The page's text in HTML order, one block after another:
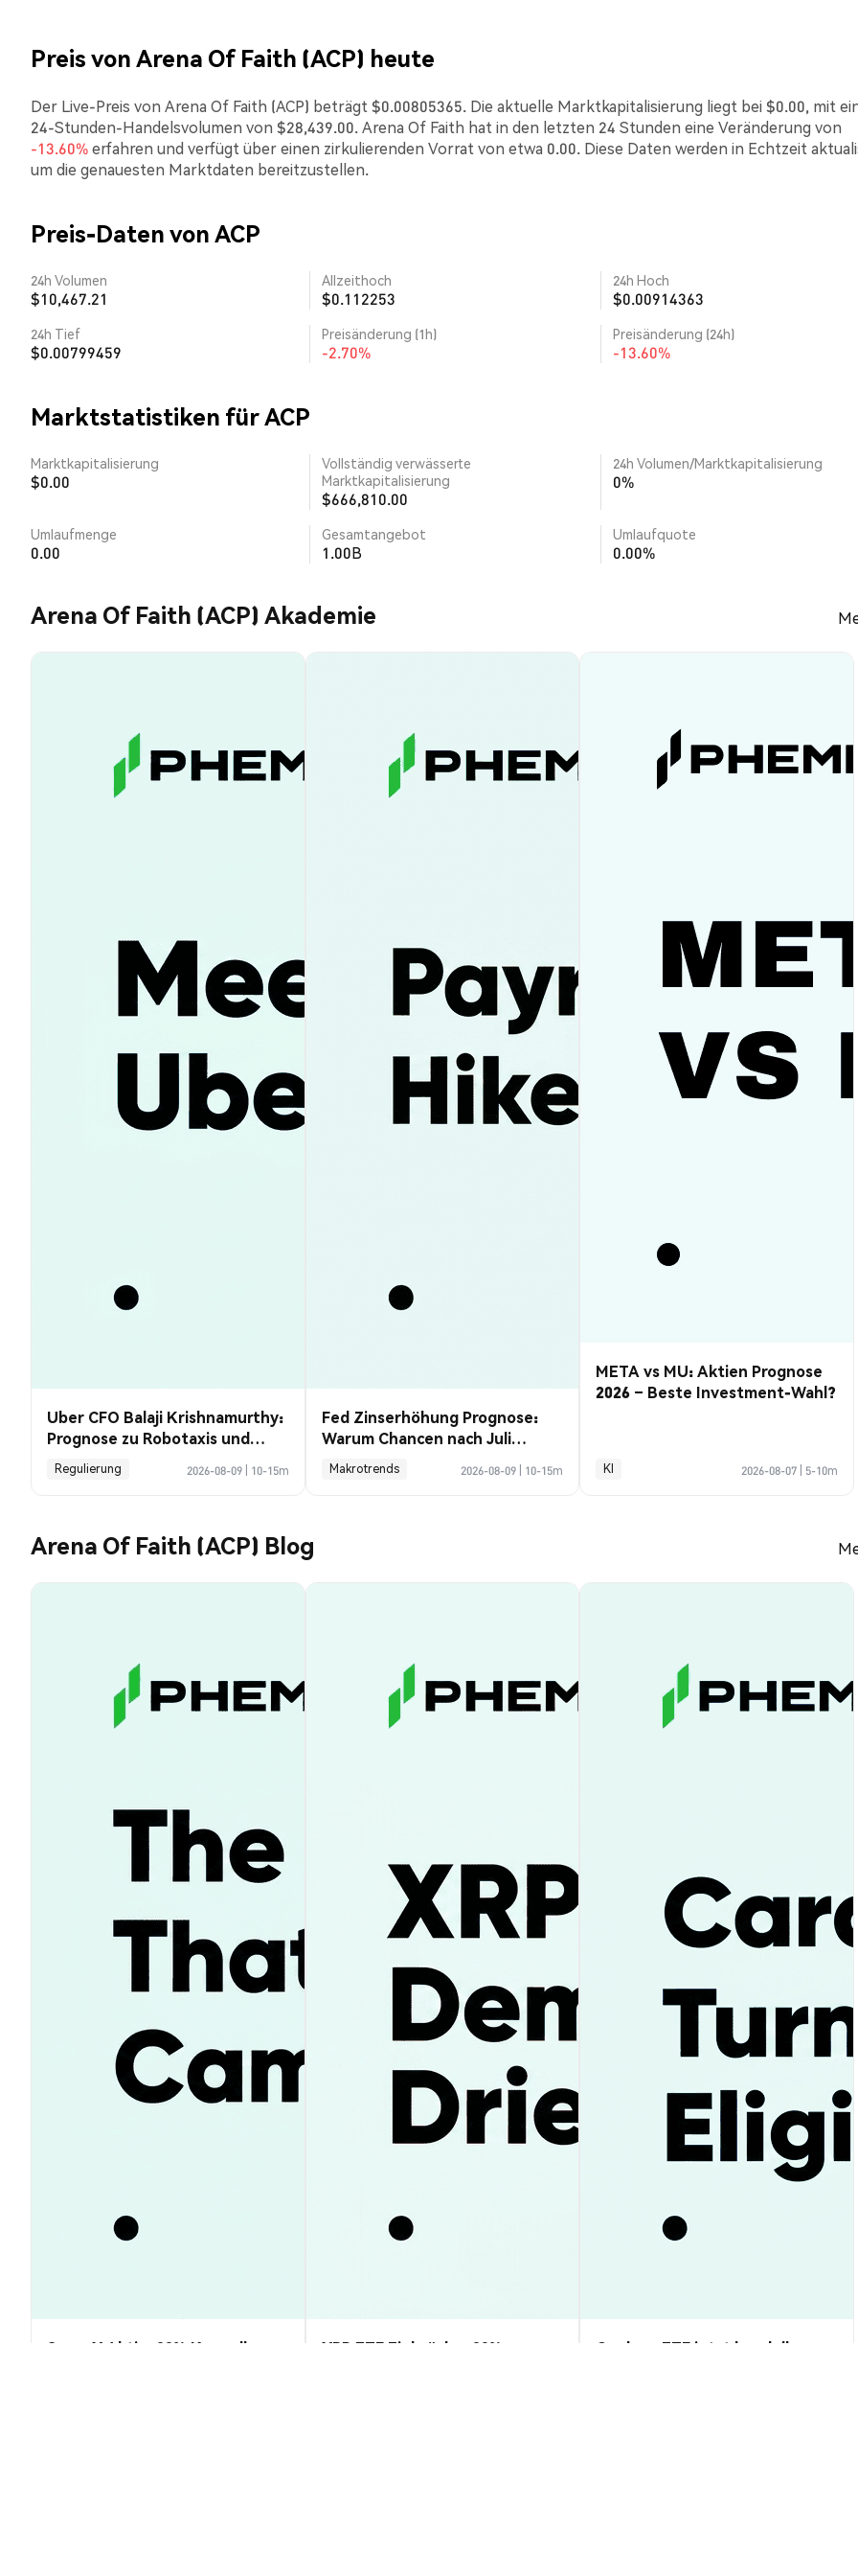
Preis von Arena Of Faith (ACP) heute
Der Live-Preis von Arena Of Faith (ACP) beträgt $0.00805365. Die aktuelle Marktkapitalisierung liegt bei $0.00, mit
24-Stunden-Handelsvolumen von $28,439.00. Arena Of Faith hat in den letzten 24 Stunden eine Veränderung von
-13.60%erfahren und verfügt über einen zirkulierenden Vorrat von etwa 0.00. Diese Daten werden in Echtzeit
um die genauesten Marktdaten bereitzustellen.
Preis-Daten von ACP
24h Volumen
$10,467.21
Allzeithoch
$0.112253
24h Hoch
$0.00914363
24h Tief
$0.00799459
Preisänderung (1h)
-2.70%
Preisänderung (24h)
-13.60%
Marktstatistiken für ACP
Marktkapitalisierung
$0.00
Vollständig verwässerte
Marktkapitalisierung
$666,810.00
24h Volumen/Marktkapitalisierung
0%
Umlaufmenge
0.00
Gesamtangebot
1.00B
Umlaufquote
0.00%
Arena Of Faith (ACP) Akademie
Uber CFO Balaji Krishnamurthy:
Prognose zu Robotaxis und
Krypto
Regulierung 2026-08-09 10-15m
Fed Zinserhöhung Prognose:
Warum Chancen nach Juli
Payrolls sanken
Makrotrends 2026-08-09 10-15m
META vs MU: Aktien Prognose
2026 – Beste Investment-Wahl?
KI 2026-08-07 5-10m
Arena Of Faith (ACP) Blog
SpaceX Aktie: 23% Kursrally
XRP ETF Einbrüche: 93%
Cardano ETF jetzt handelbar: